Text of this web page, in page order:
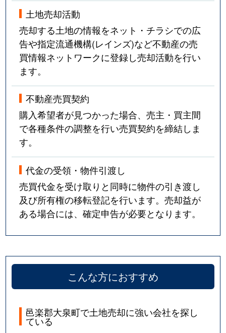
土地売却活動
売却する土地の情報をネット・チラシでの広
告や指定流通機構(レインズ)など不動産の売
買情報ネットワークに登録し売却活動を行い
ます。
不動産売買契約
購入希望者が見つかった場合、売主・買主間
で各種条件の調整を行い売買契約を締結しま
す。
代金の受領・物件引渡し
売買代金を受け取りと同時に物件の引き渡し
及び所有権の移転登記を行います。売却益が
ある場合には、確定申告が必要となります。
こんな方におすすめ
邑楽郡大泉町で土地売却に強い会社を探し
ている